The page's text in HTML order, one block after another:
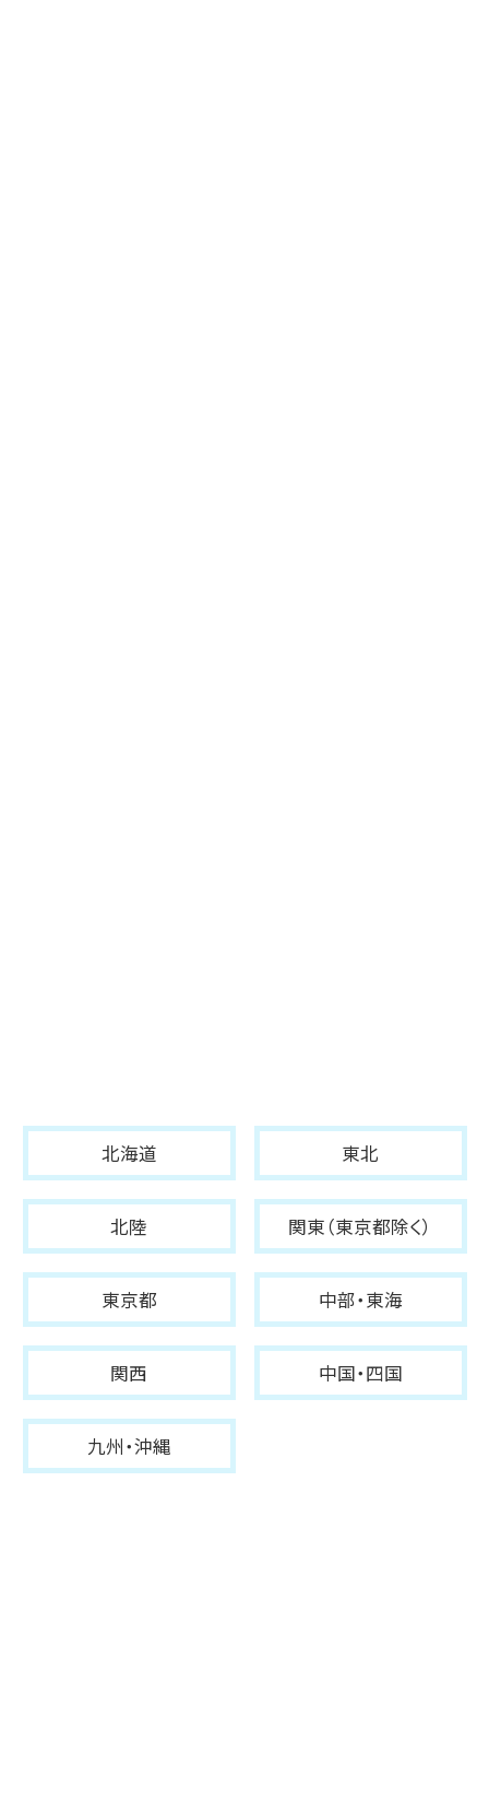
北海道 東北
北陸 関東（東京都除く）
東京都 中部・東海
関西 中国・四国
九州・沖縄